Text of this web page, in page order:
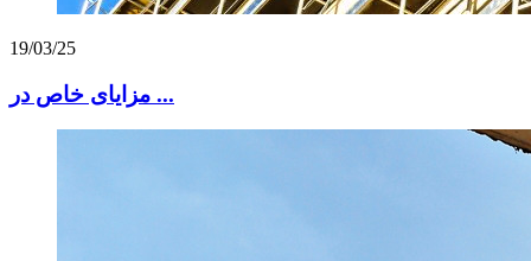
19/03/25
مزایای خاص در ...